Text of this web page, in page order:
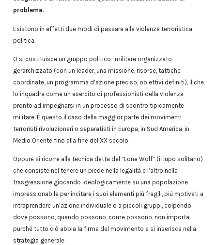
problema.
Esistono in effetti due modi di passare alla violenza terroristica
politica.
O si costituisce un gruppo politico- militare organizzato
gerarchizzato (con un leader, una missione, risorse, tattiche
coordinate, un programma d’azione preciso, obiettivi definiti), il che
lo inquadra come un esercito di professionisti della violenza
pronto ad impegnarsi in un processo di scontro tipicamente
militare. È questo il caso della maggior parte dei movimenti
terroristi rivoluzionari o separatisti in Europa, in Sud America, in
Medio Oriente fino alla fine del XX secolo.
Oppure si ricorre alla tecnica detta del “Lone Wolf” (il lupo solitario)
che consiste nel tenere un piede nella legalità e l’altro nella
trasgressione giocando ideologicamente su una popolazione
impressionabile per incitare i suoi elementi più fragili, più motivati a
intraprendere un’azione individuale o a piccoli gruppi, colpendo
dove possono, quando possono, come possono, non importa,
purché tutto ciò abbia la firma del movimento e si inserisca nella
strategia generale.